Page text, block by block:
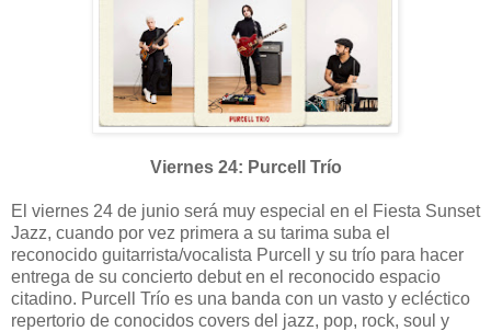
Viernes 24: Purcell Trío
El viernes 24 de junio será muy especial en el Fiesta Sunset
Jazz, cuando por vez primera a su tarima suba el
reconocido guitarrista/vocalista Purcell y su trío para hacer
entrega de su concierto debut en el reconocido espacio
citadino. Purcell Trío es una banda con un vasto y ecléctico
repertorio de conocidos covers del jazz, pop, rock, soul y